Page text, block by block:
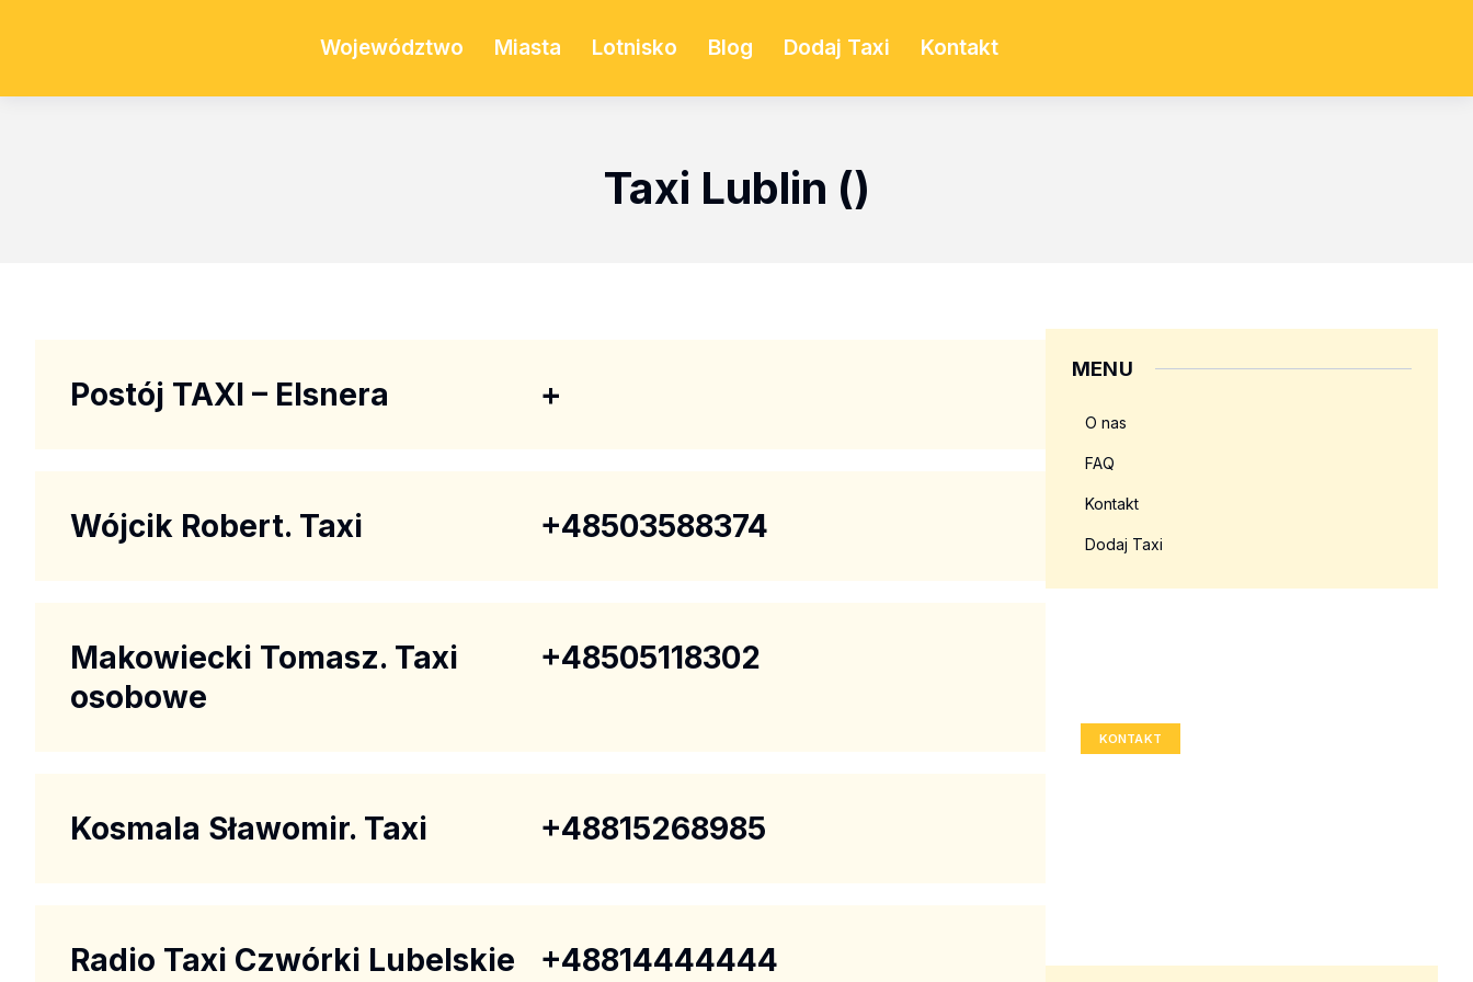
Województwo Miasta Lotnisko Blog Dodaj Taxi Kontakt
Taxi Lublin ()
Postój TAXI – Elsnera +
Wójcik Robert. Taxi +48503588374
Makowiecki Tomasz. Taxi
osobowe
+48505118302
Kosmala Sławomir. Taxi +48815268985
Radio Taxi Czwórki Lubelskie
+48814444444
MENU
O nas
FAQ
Kontakt
Dodaj Taxi
KONTAKT